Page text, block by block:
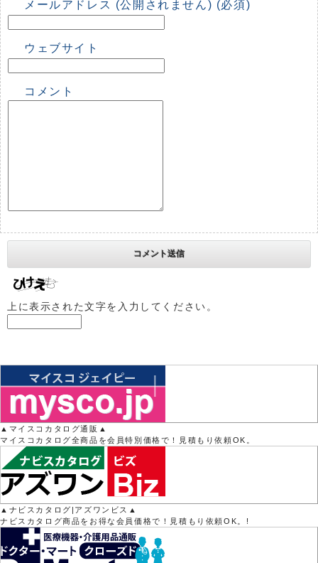
メールアドレス (公開されません) (必須)
ウェブサイト
コメント
上に表示された文字を入力してください。
▲マイスコカタログ通販▲
マイスコカタログ全商品を会員特別価格で！見積もり依頼OK。
▲ナビスカタログ|アズワンビス▲
ナビスカタログ商品をお得な会員価格で！見積もり依頼OK。!